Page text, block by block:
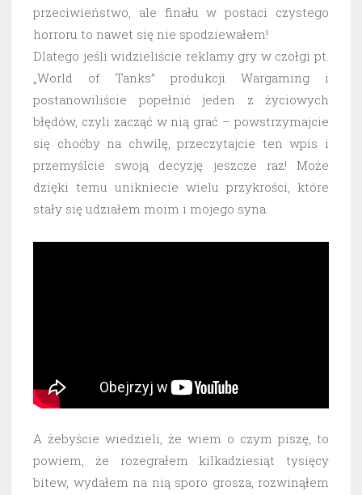
przeciwieństwo, ale finału w postaci czystego
horroru to nawet się nie spodziewałem!
Dlatego jeśli widzieliście reklamy gry w czołgi pt.
„World of Tanks” produkcji Wargaming i
postanowiliście popełnić jeden z życiowych
błędów, czyli zacząć w nią grać – powstrzymajcie
się choćby na chwilę, przeczytajcie ten wpis i
przemyślcie swoją decyzję jeszcze raz! Może
dzięki temu unikniecie wielu przykrości, które
stały się udziałem moim i mojego syna.
A żebyście wiedzieli, że wiem o czym piszę, to
powiem, że rozegrałem kilkadziesiąt tysięcy
bitew, wydałem na nią sporo grosza, rozwinąłem